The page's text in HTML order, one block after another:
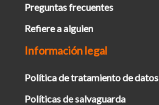
Preguntas frecuentes
Refiere a alguien
Información legal
Política de tratamiento de
Políticas de salvaguarda